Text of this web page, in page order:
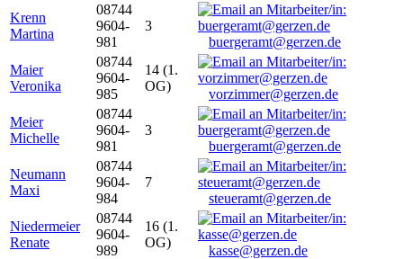
Krenn
Martina
08744
9604-
981
3
buergeramt@gerzen.de
Maier
Veronika
08744
9604-
985
14 (1.
OG)
vorzimmer@gerzen.de
Meier
Michelle
08744
9604-
981
3
buergeramt@gerzen.de
Neumann
Maxi
08744
9604-
984
7
steueramt@gerzen.de
Niedermeier
Renate
08744
9604-
989
16 (1.
OG)
kasse@gerzen.de